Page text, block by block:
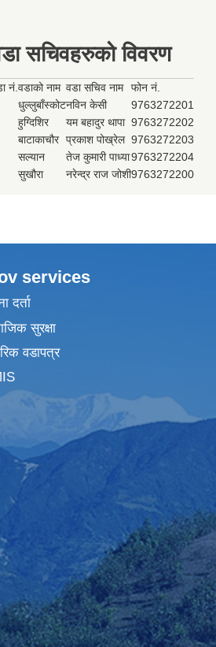
सचिवहरुको विवरण
नं. वडाको नाम वडा सचिव नाम
फोन नं.
धुल्लुबाँस्कोटनविन केसी
9763272201
हुग्दिशिर यम बहादुर थापा 9763272202
बाटाकाचौर प्रकाश पोख्रेल 9763272203
सल्यान तेज कुमारी पाध्या9763272204
सुखौरा नरेन्द्र राज जोशी9763272200
services
दर्ता
सुरक्षा
वडापत्र